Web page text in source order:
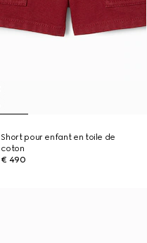
Short pour enfant en toile de
coton
€ 490